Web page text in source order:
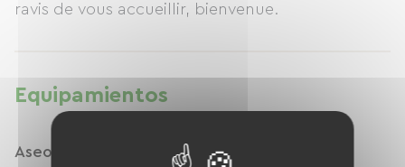
ravis de vous accueillir, bienvenue.
Equipamientos
Aseos